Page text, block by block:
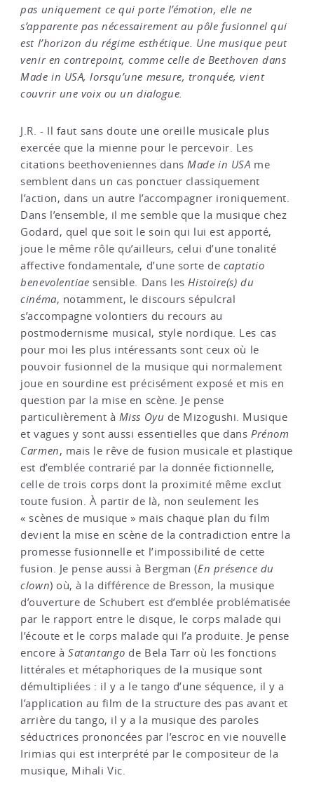
pas uniquement ce qui porte l’émotion, elle ne
s’apparente pas nécessairement au pôle fusionnel qui
est l’horizon du régime esthétique. Une musique peut
venir en contrepoint, comme celle de Beethoven dans
Made in USA, lorsqu’une mesure, tronquée, vient
couvrir une voix ou un dialogue.
J.R. - Il faut sans doute une oreille musicale plus
exercée que la mienne pour le percevoir. Les
citations beethoveniennes dansMade in USA me
semblent dans un cas ponctuer classiquement
l’action, dans un autre l’accompagner ironiquement.
Dans l’ensemble, il me semble que la musique chez
Godard, quel que soit le soin qui lui est apporté,
joue le même rôle qu’ailleurs, celui d’une tonalité
affective fondamentale, d’une sorte de captatio
benevolentiae sensible. Dans lesHistoire(s) du
cinéma, notamment, le discours sépulcral
s’accompagne volontiers du recours au
postmodernisme musical, style nordique. Les cas
pour moi les plus intéressants sont ceux où le
pouvoir fusionnel de la musique qui normalement
joue en sourdine est précisément exposé et mis en
question par la mise en scène. Je pense
particulièrement à Miss Oyu de Mizogushi. Musique
et vagues y sont aussi essentielles que dansPrénom
Carmen, mais le rêve de fusion musicale et plastique
est d’emblée contrarié par la donnée fictionnelle,
celle de trois corps dont la proximité même exclut
toute fusion. À partir de là, non seulement les
« scènes de musique » mais chaque plan du film
devient la mise en scène de la contradiction entre la
promesse fusionnelle et l’impossibilité de cette
fusion. Je pense aussi à Bergman (En présence du
clown) où, à la différence de Bresson, la musique
d’ouverture de Schubert est d’emblée problématisée
par le rapport entre le disque, le corps malade qui
l’écoute et le corps malade qui l’a produite. Je pense
encore àSatantango de Bela Tarr où les fonctions
littérales et métaphoriques de la musique sont
démultipliées : il y a le tango d’une séquence, il y a
l’application au film de la structure des pas avant et
arrière du tango, il y a la musique des paroles
séductrices prononcées par l’escroc en vie nouvelle
Irimias qui est interprété par le compositeur de la
musique, Mihali Vic.